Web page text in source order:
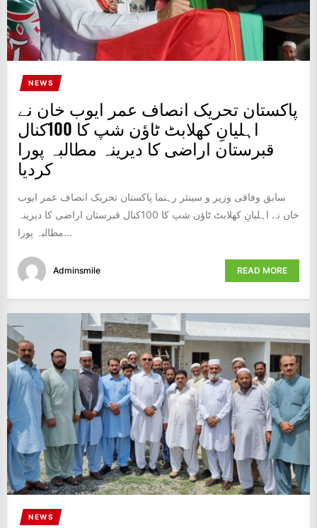
NEWS
پاکستان تحریک انصاف عمر ایوب خان نے
اہلیانِ کھلابٹ ٹاؤن شپ کا 100کنال
قبرستان اراضی کا دیرینہ مطالبہ پورا
کردیا
سابق وفاقی وزیر و سینئر رہنما پاکستان تحریک انصاف عمر ایوب
خان نے اہلیانِ کھلابٹ ٹاؤن شپ کا 100کنال قبرستان اراضی کا دیرینہ
مطالبہ پورا...
Adminsmile READ MORE
NEWS